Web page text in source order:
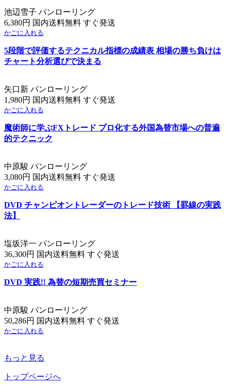
池辺雪子 パンローリング
6,380円 国内送料無料 すぐ発送
かごに入れる
5段階で評価するテクニカル指標の成績表 相場の勝ち負けは
チャート分析選びで決まる
矢口新 パンローリング
1,980円 国内送料無料 すぐ発送
かごに入れる
魔術師に学ぶFXトレード プロ化する外国為替市場への普遍
的テクニック
中原駿 パンローリング
3,080円 国内送料無料 すぐ発送
かごに入れる
DVD チャンピオントレーダーのトレード技術 【罫線の実践
法】
塩坂洋一 パンローリング
36,300円 国内送料無料 すぐ発送
かごに入れる
DVD 実践!! 為替の短期売買セミナー
中原駿 パンローリング
50,286円 国内送料無料 すぐ発送
かごに入れる
もっと見る
トップページへ